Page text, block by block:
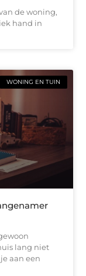
de woning,
hand in
WONING EN TUIN
lang niet
aan een